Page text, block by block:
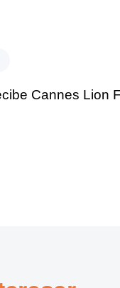
Cannes Lion